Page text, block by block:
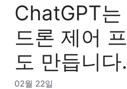
ChatGPT는
드론 제어
도 만듭니다.
02월 22일